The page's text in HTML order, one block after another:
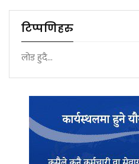
टिप्पणिहरु
लोड हुदै...